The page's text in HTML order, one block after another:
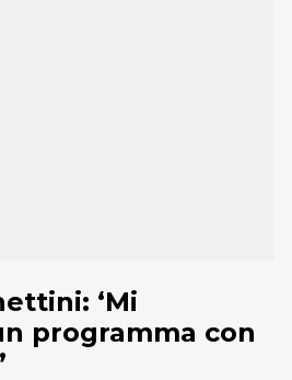
‘Mi
programma con